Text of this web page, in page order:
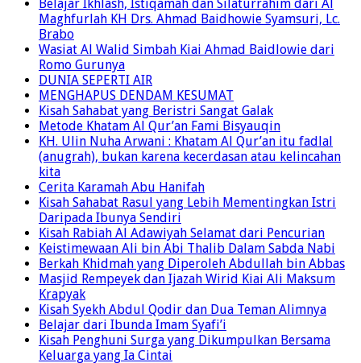
Belajar Ikhlash, Istiqamah dan Silaturrahim dari Al
Maghfurlah KH Drs. Ahmad Baidhowie Syamsuri, Lc.
Brabo
Wasiat Al Walid Simbah Kiai Ahmad Baidlowie dari
Romo Gurunya
DUNIA SEPERTI AIR
MENGHAPUS DENDAM KESUMAT
Kisah Sahabat yang Beristri Sangat Galak
Metode Khatam Al Qur’an Fami Bisyauqin
KH. Ulin Nuha Arwani : Khatam Al Qur’an itu fadlal
(anugrah), bukan karena kecerdasan atau kelincahan
kita
Cerita Karamah Abu Hanifah
Kisah Sahabat Rasul yang Lebih Mementingkan Istri
Daripada Ibunya Sendiri
Kisah Rabiah Al Adawiyah Selamat dari Pencurian
Keistimewaan Ali bin Abi Thalib Dalam Sabda Nabi
Berkah Khidmah yang Diperoleh Abdullah bin Abbas
Masjid Rempeyek dan Ijazah Wirid Kiai Ali Maksum
Krapyak
Kisah Syekh Abdul Qodir dan Dua Teman Alimnya
Belajar dari Ibunda Imam Syafi’i
Kisah Penghuni Surga yang Dikumpulkan Bersama
Keluarga yang Ia Cintai